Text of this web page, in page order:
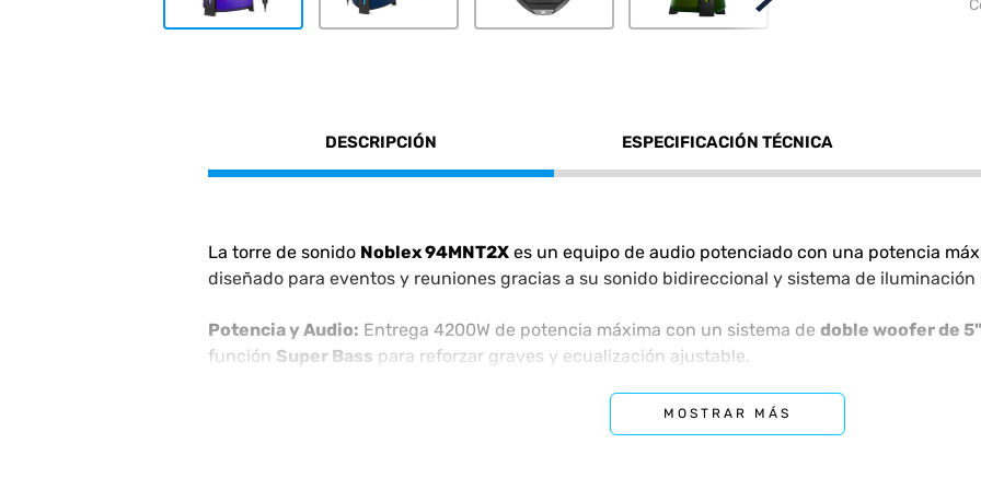
DESCRIPCIÓN ESPECIFICACIÓN TÉCNICA
La torre de sonido Noblex 94MNT2Xes un equipo de audio potenciado con una potencia
diseñado para eventos y reuniones gracias a su sonido bidireccional y sistema de iluminación
Potencia y Audio: Entrega 4200W de potencia máxima con un sistema de doble woofer de 5"
función Super Bass para reforzar graves y ecualización ajustable.
, puerto USB para carga de dispositivos, entrada
MOSTRAR MÁS